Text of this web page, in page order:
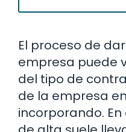
El proceso de
empresa puede
del tipo de
de la empresa
incorporando.